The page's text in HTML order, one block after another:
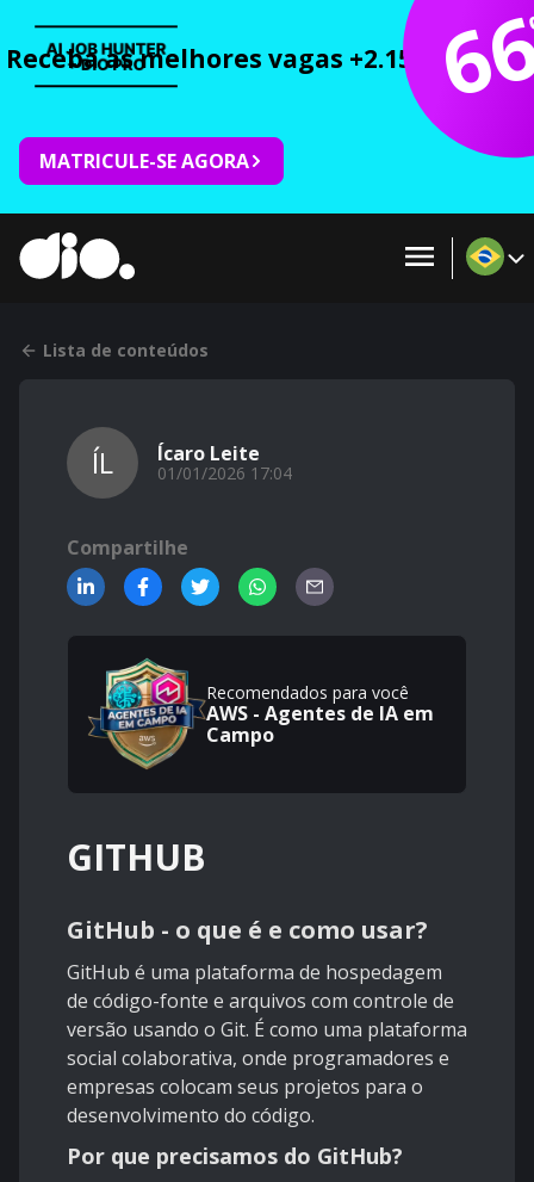
Receba as melhores vagas +2.150 cursos
MATRICULE-SE AGORA
Lista de conteúdos
ÍL Ícaro Leite
01/01/2026 17:04
Compartilhe
Recomendados para você
AWS - Agentes de IA em
Campo
GITHUB
GitHub - o que é e como usar?
GitHub é uma plataforma de hospedagem
de código-fonte e arquivos com controle de
versão usando o Git. É como uma plataforma
social colaborativa, onde programadores e
empresas colocam seus projetos para o
desenvolvimento do código.
Por que precisamos do GitHub?